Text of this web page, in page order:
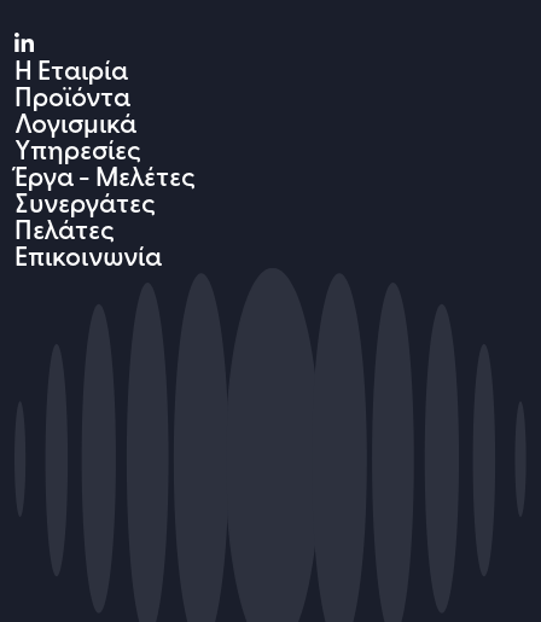
Η Εταιρία
Προϊόντα
Λογισμικά
Υπηρεσίες
Έργα - Μελέτες
Συνεργάτες
Πελάτες
Επικοινωνία